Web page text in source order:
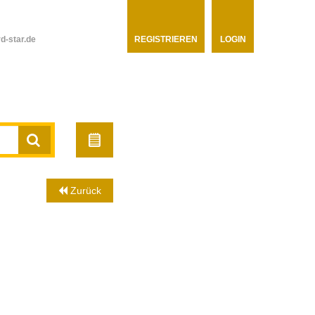
star.de REGISTRIEREN LOGIN
Zurück